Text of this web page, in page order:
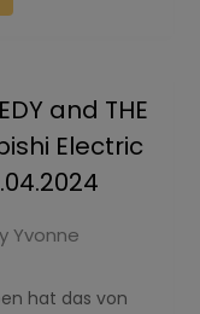
and THE
Electric
Yvonne
hat das von